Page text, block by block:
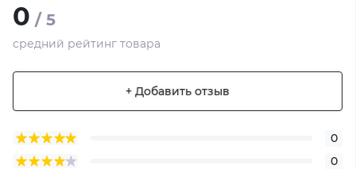
0 / 5
средний рейтинг товара
+ Добавить отзыв
0
0